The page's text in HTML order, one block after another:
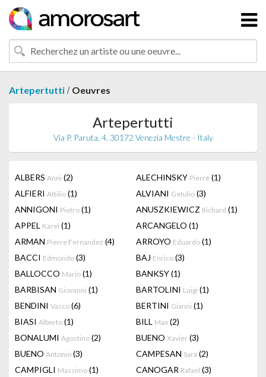
Artepertutti / Oeuvres
Artepertutti
Via P. Paruta, 4, 30172 Venezia Mestre - Italy
ALBERS Anni (2) ALECHINSKY Pierre (1)
ALFIERI Attilio (1) ALVIANI Getulio (3)
ANNIGONI Pietro (1) ANUSZKIEWICZ Richard (1)
APPEL Karel (1) ARCANGELO (1)
ARMAN Pierre Fernandez (4) ARROYO Eduardo (1)
BACCI Edmondo (3) BAJ Enrico (3)
BALLOCCO Mario (1) BANKSY(1)
BARBISAN Giovanni (1) BARTOLINI Luigi (1)
BENDINI Vasco (6) BERTINI Gianni (1)
BIASI Alberto (1) BILL Max (2)
BONALUMI Agostino (2) BUENO Xavier (3)
BUENO Antonio (3) CAMPESAN Sara (2)
CAMPIGLI Massimo (1) CANOGAR Rafael (3)